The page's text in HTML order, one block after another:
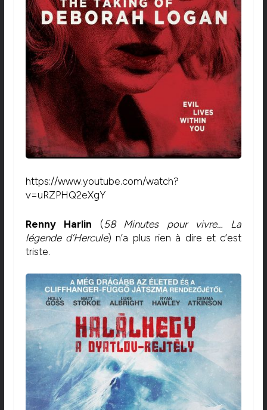
https://www.youtube.com/watch?
v=uRZPHQ2eXgY
Renny Harlin (58 Minutes pour vivre… La
légende d’Hercule) n’a plus rien à dire et c’est
triste.